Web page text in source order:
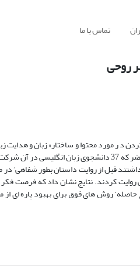
تماس با ما
روحی
د ر مورد محتوا و ساختار» زبان و هدایت
در «استفادة صحیح ساختار» به عنوان راه های عملی برای حل مشکلات ساختاری گفتار فراگیران زبان پیشنهاد شده اند. مطالعة حاضر که 37
3 قسمت از یک کارتون را تماشا کردند. بعد از قسمت اول 10 دقیقه فرصت داشتند قبل از روایت داستان
روایت کردند. نتایج نشان داد که فرصت
حاصله‘ روش های فوق برای بهبود پاره ای